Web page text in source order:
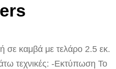
σε καμβά με τελάρο 2.5 εκ.
τεχνικές: -Εκτύπωση Το